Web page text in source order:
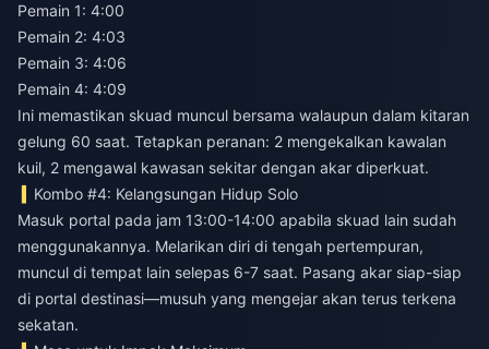
Pemain 1: 4:00
Pemain 2: 4:03
Pemain 3: 4:06
Pemain 4: 4:09
Ini memastikan skuad muncul bersama walaupun dalam kitaran
gelung 60 saat. Tetapkan peranan: 2 mengekalkan kawalan
kuil, 2 mengawal kawasan sekitar dengan akar diperkuat.
Kombo #4: Kelangsungan Hidup Solo
Masuk portal pada jam 13:00-14:00 apabila skuad lain sudah
menggunakannya. Melarikan diri di tengah pertempuran,
muncul di tempat lain selepas 6-7 saat. Pasang akar siap-siap
di portal destinasi—musuh yang mengejar akan terus terkena
sekatan.